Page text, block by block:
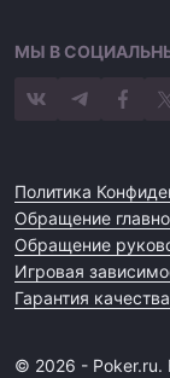
МЫ В
Политика
Обращение
Обращение
Игровая
Гарантия
© 2026 -